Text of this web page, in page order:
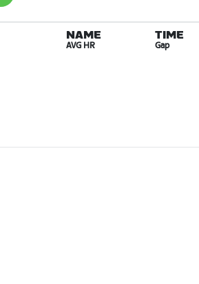
NAME
AVG HR
TIME
Gap